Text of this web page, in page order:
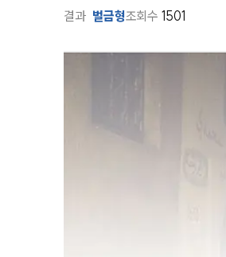
결과 벌금형조회수 1501